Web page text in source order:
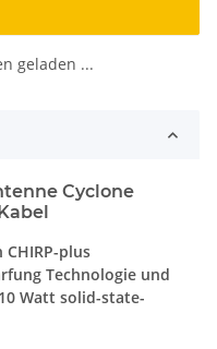
geladen ...
Cyclone
plus
Technologie und
Watt solid-state-